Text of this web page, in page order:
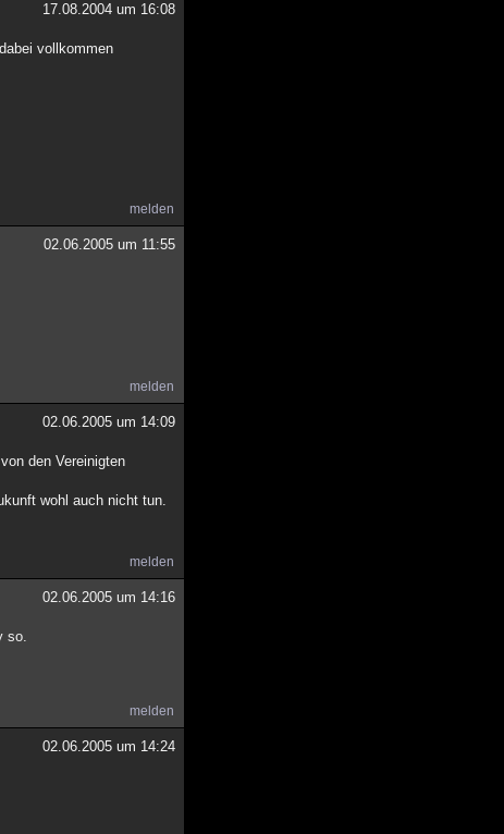
17.08.2004 um 16:08
vollkommen
melden
02.06.2005 um 11:55
melden
02.06.2005 um 14:09
den Vereinigten
wohl auch nicht tun.
melden
02.06.2005 um 14:16
so.
melden
02.06.2005 um 14:24